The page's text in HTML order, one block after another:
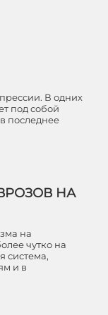
В одних
под собой
последнее
НА
на
чутко на
система,
и в